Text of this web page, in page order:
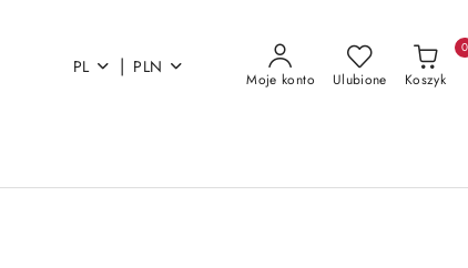
PL | PLN
Moje konto Ulubione Koszyk
0